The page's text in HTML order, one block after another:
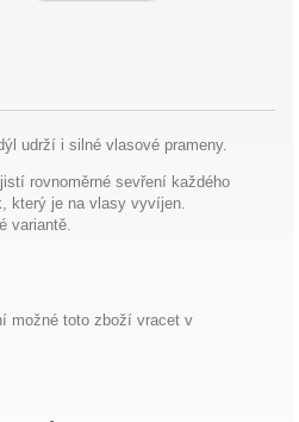
udrží i silné vlasové prameny.
rovnoměrné sevření každého
který je na vlasy vyvíjen.
variantě.
možné toto zboží vracet v